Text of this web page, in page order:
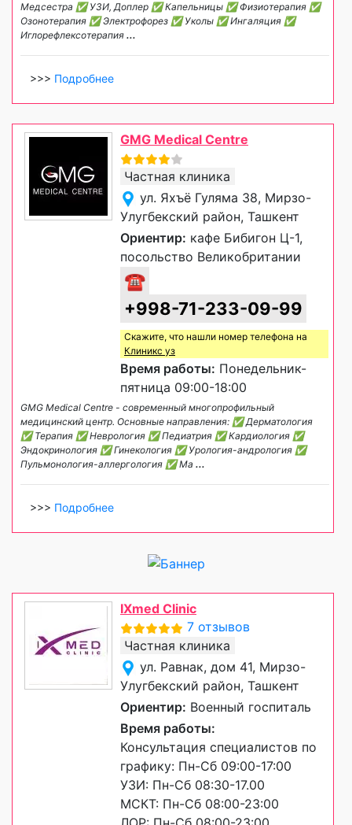
Медсестра ✅ УЗИ, Доплер ✅ Капельницы ✅ Физиотерапия ✅
Озонотерапия ✅ Электрофорез ✅ Уколы ✅ Ингаляция ✅
Иглорефлексотерапия ...
>>> Подробнее
GMG Medical Centre
Частная клиника
ул. Яхъё Гуляма 38, Мирзо-
Улугбекский район, Ташкент
Ориентир: кафе Бибигон Ц-1,
посольство Великобритании
☎
+998-71-233-09-99
Скажите, что нашли номер телефона на
Клиникс уз
Время работы: Понедельник-
пятница 09:00-18:00
GMG Medical Centre - современный многопрофильный
медицинский центр. Основные направления: ✅ Дерматология
✅ Терапия ✅ Неврология ✅ Педиатрия ✅ Кардиология ✅
Эндокринология ✅ Гинекология ✅ Урология-андрология ✅
Пульмонология-аллергология ✅ Ма ...
>>> Подробнее
IXmed Clinic
7 отзывов
Частная клиника
ул. Равнак, дом 41, Мирзо-
Улугбекский район, Ташкент
Ориентир: Военный госпиталь
Время работы:
Консультация специалистов по
графику: Пн-Сб 09:00-17:00
УЗИ: Пн-Сб 08:30-17.00
МСКТ: Пн-Сб 08:00-23:00